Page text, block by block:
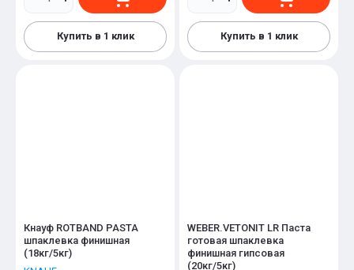
Купить в 1 клик Купить в 1 клик
Кнауф ROTBAND PASTA
шпаклевка финишная
(18кг/5кг)
WEBER.VETONIT LR Паста
готовая шпаклевка
финишная гипсовая
(20кг/5кг)